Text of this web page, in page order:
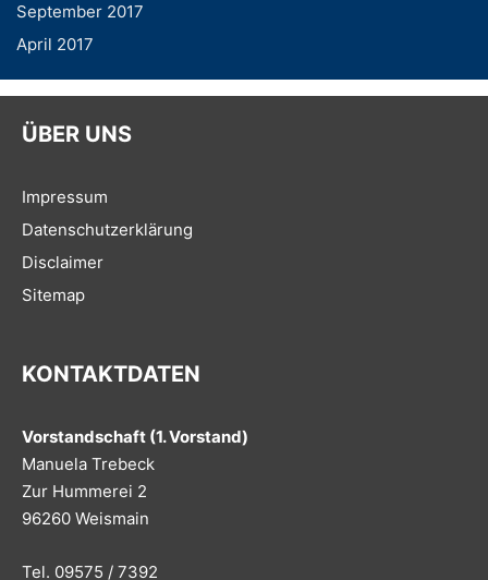
September 2017
April 2017
ÜBER UNS
Impressum
Datenschutzerklärung
Disclaimer
Sitemap
KONTAKTDATEN
Vorstandschaft (1. Vorstand)
Manuela Trebeck
Zur Hummerei 2
96260 Weismain
Tel. 09575 / 7392